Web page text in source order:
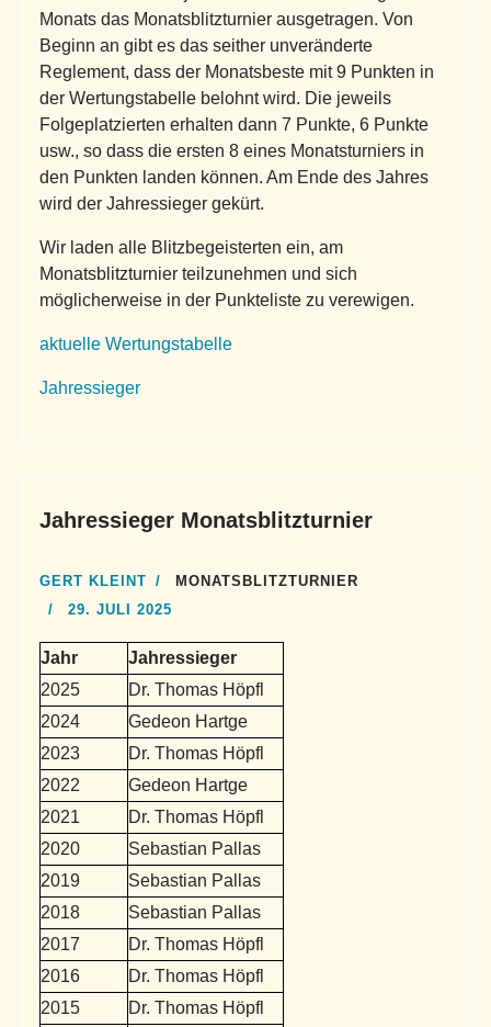
Monats das Monatsblitzturnier ausgetragen. Von
Beginn an gibt es das seither unveränderte
Reglement, dass der Monatsbeste mit 9 Punkten in
der Wertungstabelle belohnt wird. Die jeweils
Folgeplatzierten erhalten dann 7 Punkte, 6 Punkte
usw., so dass die ersten 8 eines Monatsturniers in
den Punkten landen können. Am Ende des Jahres
wird der Jahressieger gekürt.
Wir laden alle Blitzbegeisterten ein, am
Monatsblitzturnier teilzunehmen und sich
möglicherweise in der Punkteliste zu verewigen.
aktuelle Wertungstabelle
Jahressieger
Jahressieger Monatsblitzturnier
GERT KLEINT
MONATSBLITZTURNIER
29. JULI 2025
Jahr
Jahressieger
2025
Dr. Thomas Höpfl
2024
Gedeon Hartge
2023
Dr. Thomas Höpfl
2022
Gedeon Hartge
2021
Dr. Thomas Höpfl
2020
Sebastian Pallas
2019
Sebastian Pallas
2018
Sebastian Pallas
2017
Dr. Thomas Höpfl
2016
Dr. Thomas Höpfl
2015
Dr. Thomas Höpfl